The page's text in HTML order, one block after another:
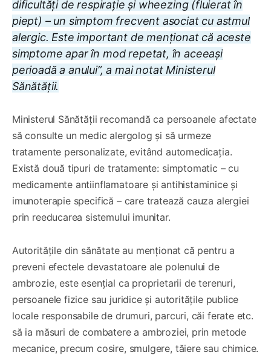
dificultăți de respirație și wheezing (fluierat în
piept) – un simptom frecvent asociat cu astmul
alergic. Este important de menționat că aceste
simptome apar în mod repetat, în aceeași
perioadă a anului”, a mai notat Ministerul
Sănătății.
Ministerul Sănătății recomandă ca persoanele afectate
să consulte un medic alergolog și să urmeze
tratamente personalizate, evitând automedicația.
Există două tipuri de tratamente: simptomatic – cu
medicamente antiinflamatoare și antihistaminice și
imunoterapie specifică – care tratează cauza alergiei
prin reeducarea sistemului imunitar.
Autoritățile din sănătate au menționat că pentru a
preveni efectele devastatoare ale polenului de
ambrozie, este esențial ca proprietarii de terenuri,
persoanele fizice sau juridice și autoritățile publice
locale responsabile de drumuri, parcuri, căi ferate etc.
să ia măsuri de combatere a ambroziei, prin metode
mecanice, precum cosire, smulgere, tăiere sau chimice.